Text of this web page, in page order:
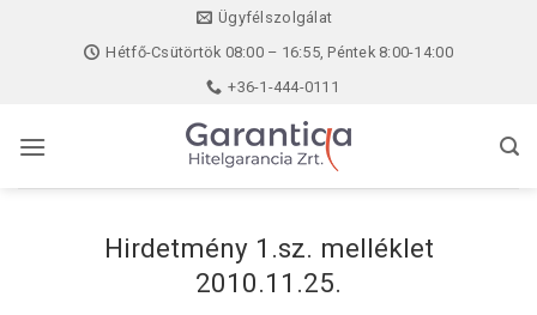
Ügyfélszolgálat
Hétfő-Csütörtök 08:00 – 16:55, Péntek 8:00-14:00
+36-1-444-0111
Hirdetmény 1.sz. melléklet
2010.11.25.